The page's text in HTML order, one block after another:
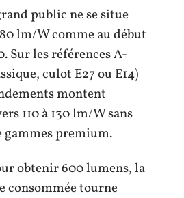
public ne se situe
lm/W comme au début
Sur les références A-
culot E27 ou E14)
montent
110 à 130 lm/W sans
gammes premium.
obtenir 600 lumens, la
consommée tourne